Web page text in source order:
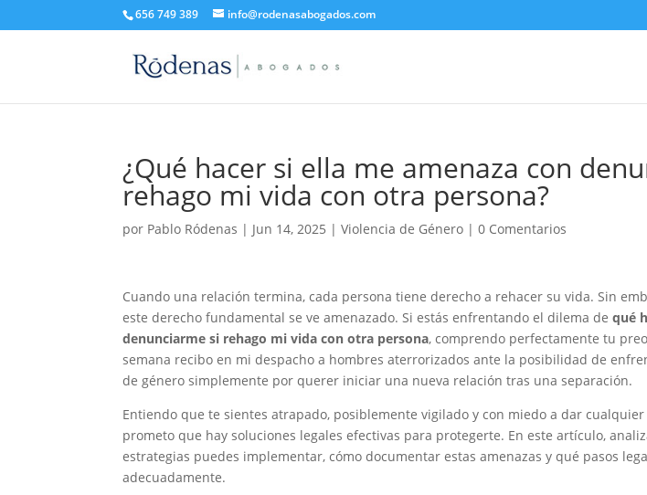
656 749 389 info@rodenasabogados.com
¿Qué hacer si ella me amenaza con
rehago mi vida con otra persona?
por Pablo Ródenas | Jun 14, 2025 |Violencia de Género |0 Comentarios
Cuando una relación termina, cada persona tiene derecho a rehacer su vida. Sin
este derecho fundamental se ve amenazado. Si estás enfrentando el dilema dequé
denunciarme si rehago mi vida con otra persona, comprendo perfectamente tu
semana recibo en mi despacho a hombres aterrorizados ante la posibilidad de
de género simplemente por querer iniciar una nueva relación tras una separación.
Entiendo que te sientes atrapado, posiblemente vigilado y con miedo a dar
prometo que hay soluciones legales efectivas para protegerte. En este artículo,
estrategias puedes implementar, cómo documentar estas amenazas y qué pasos
adecuadamente.